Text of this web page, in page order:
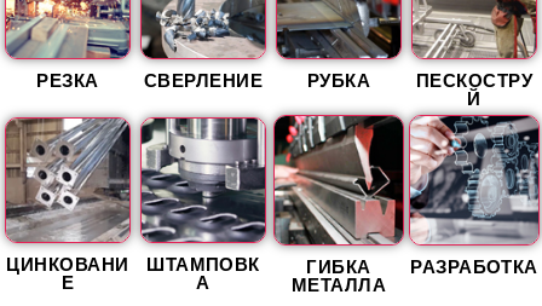
РЕЗКА СВЕРЛЕНИЕ РУБКА ПЕСКОСТРУ
Й
ЦИНКОВАНИ
Е
ШТАМПОВК
А
ГИБКА
МЕТАЛЛА
РАЗРАБОТКА